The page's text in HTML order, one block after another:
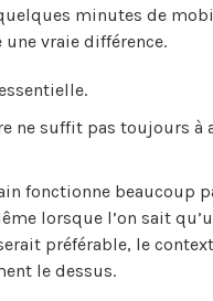
minutes de
une vraie différence.
ne suffit pas toujours à
fonctionne beaucoup
lorsque l’on sait
préférable, le
le dessus.